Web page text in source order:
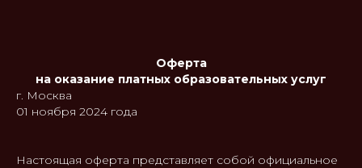
Оферта
на оказание платных образовательных услуг
г. Москва
01 ноября 2024 года
Настоящая оферта представляет собой официальное